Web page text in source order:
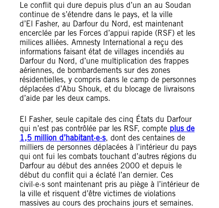
Le conflit qui dure depuis plus d’un an au Soudan
continue de s’étendre dans le pays, et la ville
d’El Fasher, au Darfour du Nord, est maintenant
encerclée par les Forces d’appui rapide (RSF) et les
milices alliées. Amnesty International a reçu des
informations faisant état de villages incendiés au
Darfour du Nord, d’une multiplication des frappes
aériennes, de bombardements sur des zones
résidentielles, y compris dans le camp de personnes
déplacées d’Abu Shouk, et du blocage de livraisons
d’aide par les deux camps.
El Fasher, seule capitale des cinq États du Darfour
qui n’est pas contrôlée par les RSF, compte plus de
1,5 million d’habitant·e·s, dont des centaines de
milliers de personnes déplacées à l’intérieur du pays
qui ont fui les combats touchant d’autres régions du
Darfour au début des années 2000 et depuis le
début du conflit qui a éclaté l’an dernier. Ces
civil·e·s sont maintenant pris au piège à l’intérieur de
la ville et risquent d’être victimes de violations
massives au cours des prochains jours et semaines.